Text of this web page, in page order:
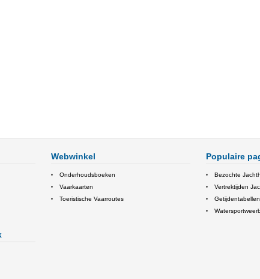
Webwinkel
Onderhoudsboeken
Vaarkaarten
Toeristische Vaarroutes
Populaire
Bezochte
Vertrektijden
Getijdentabellen